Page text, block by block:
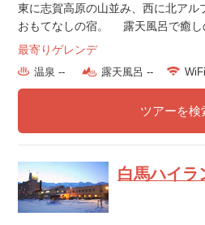
東に志賀高原の山並み、西に北アル
おもてなしの宿。 露天風呂で癒
最寄りゲレンデ
温泉 -- 露天風呂 --
ツアーを検
白馬ハイラ